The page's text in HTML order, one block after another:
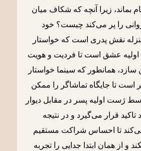
بماند، زیرا آنچه که شکاف میان
را پر می‌کند چیست؟ خود
منزله نقش پدری است که خواستار
عشق است تا فردیت و هویت
سازد، همانطور که سینما خواستار
است تا جایگاه تماشاگر را ممکن
ژست اولیه پسر در مقابل دیوار
تاکید قرار می‌گیرد و در نتیجه
تا احساس شراکت مستقیم
و از همان ابتدا جدایی را تجربه